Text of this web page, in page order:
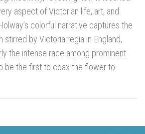
aspect of Victorian life, art, and
colorful narrative captures the
stirred by Victoria regia in England,
the intense race among prominent
be the first to coax the flower to